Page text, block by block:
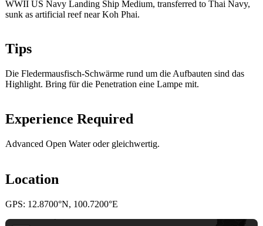
WWII US Navy Landing Ship Medium, transferred to Thai Navy,
sunk as artificial reef near Koh Phai.
Tips
Die Fledermausfisch-Schwärme rund um die Aufbauten sind das
Highlight. Bring für die Penetration eine Lampe mit.
Experience Required
Advanced Open Water oder gleichwertig.
Location
GPS: 12.8700°N, 100.7200°E